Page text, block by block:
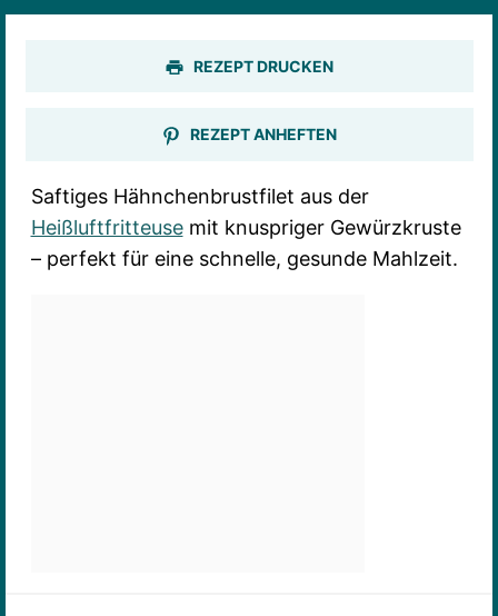
REZEPT DRUCKEN
REZEPT ANHEFTEN
Saftiges Hähnchenbrustfilet aus der
Heißluftfritteusemit knuspriger Gewürzkruste
– perfekt für eine schnelle, gesunde Mahlzeit.